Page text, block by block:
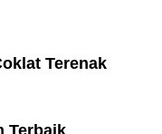
Terenak
Terbaik